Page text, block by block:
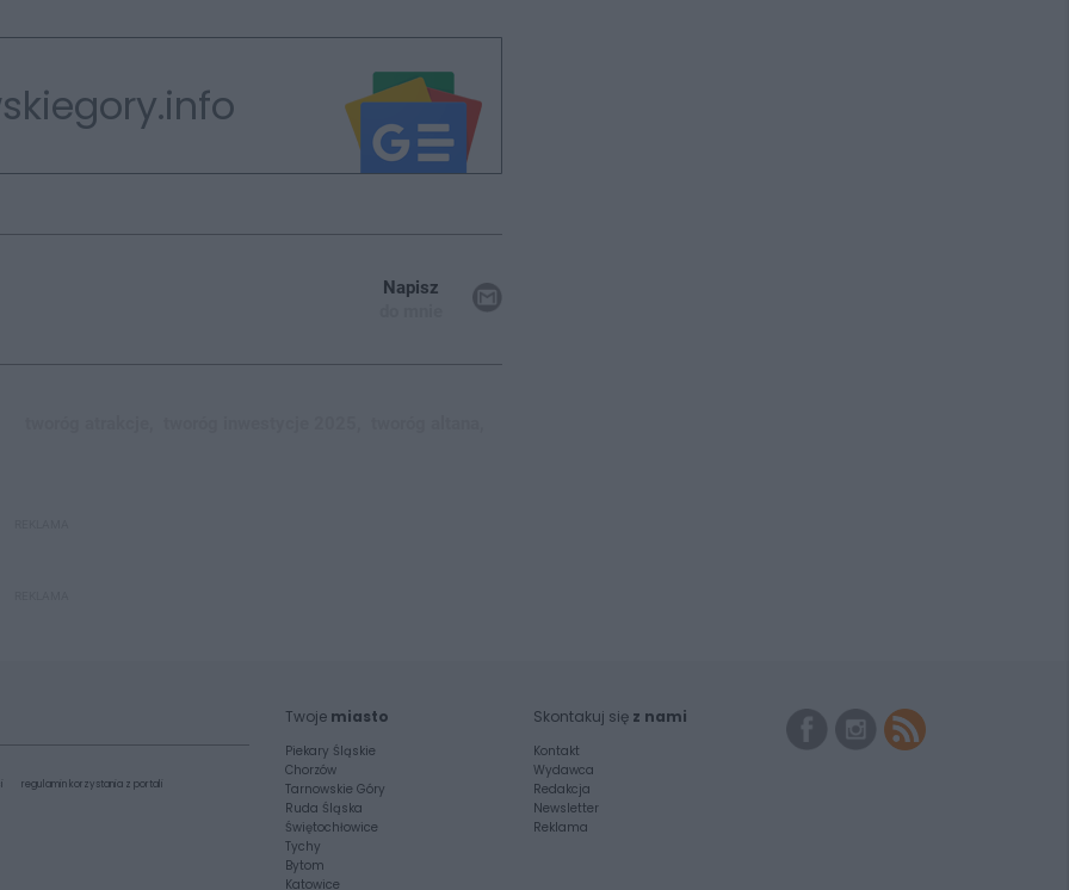
Napisz
regulamin korzystania z portali
Twoje miasto
Piekary Śląskie
Chorzów
Tarnowskie Góry
Ruda Śląska
Świętochłowice
Tychy
Bytom
Katowice
Skontakuj się z nami
Kontakt
Wydawca
Redakcja
Newsletter
Reklama